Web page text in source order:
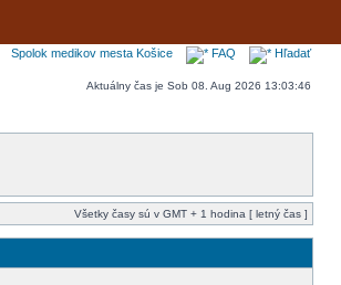
Spolok medikov mesta Košice FAQ Hľadať
Aktuálny čas je Sob 08. Aug 2026 13:03:46
Všetky časy sú v GMT + 1 hodina [ letný čas ]